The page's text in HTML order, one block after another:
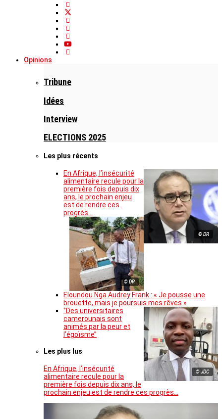
Opinions
Tribune
Idées
Interview
ELECTIONS 2025
Les plus récents
© DR
En Afrique, l’insécurité
alimentaire recule pour la
première fois depuis dix
ans, le prochain enjeu
est de rendre ces
progrès…
© DR
Eloundou Nga Audrey Frank : « Je pousse une
brouette, mais je poursuis mes rêves »
© JDC
‘’Des universitaires
camerounais sont
animés par la peur et
l’égoïsme’’
Les plus lus
En Afrique, l’insécurité
alimentaire recule pour la
première fois depuis dix ans, le
prochain enjeu est de rendre ces progrès…